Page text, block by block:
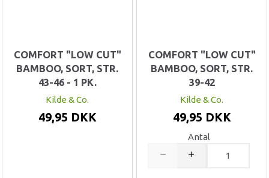
COMFORT "LOW CUT"
BAMBOO, SORT, STR.
43-46 - 1 PK.
Kilde & Co.
49,95 DKK
COMFORT "LOW CUT"
BAMBOO, SORT, STR.
39-42
Kilde & Co.
49,95 DKK
Antal